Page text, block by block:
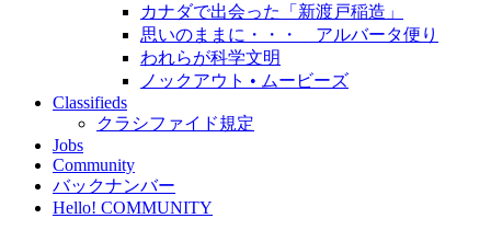
カナダで出会った「新渡戸稲造」
思いのままに・・・ アルバータ便り
われらが科学文明
ノックアウト • ムービーズ
Classifieds
クラシファイド規定
Jobs
Community
バックナンバー
Hello! COMMUNITY